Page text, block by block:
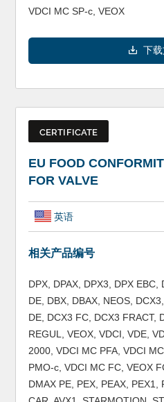
VDCI MC SP-c, VEOX
下
CERTIFICATE
EU FOOD
FOR VALVE
英语
相关产品编号
DPX, DPAX, DPX3, DPX EBC,
DE, DBX, DBAX, NEOS,
DE, DCX3 FC, DCX3 FRACT,
REGUL, VEOX, VDCI, VDE,
2000, VDCI MC PFA, VDCI
PMO-c, VDCI MC FC, VEOX
DMAX PE, PEX, PEAX, PEX1,